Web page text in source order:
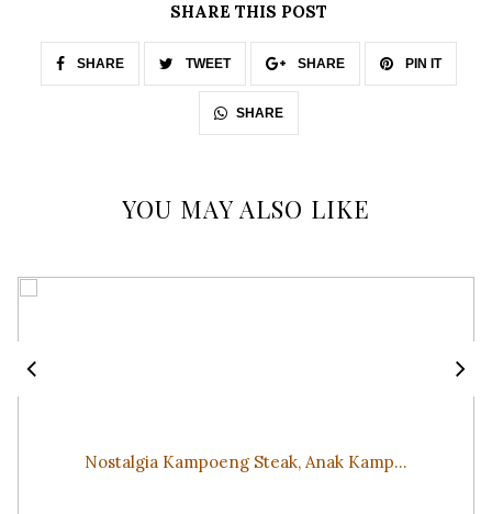
SHARE THIS POST
SHARE TWEET SHARE PIN IT
SHARE
YOU MAY ALSO LIKE
Nostalgia Kampoeng Steak, Anak Kamp...